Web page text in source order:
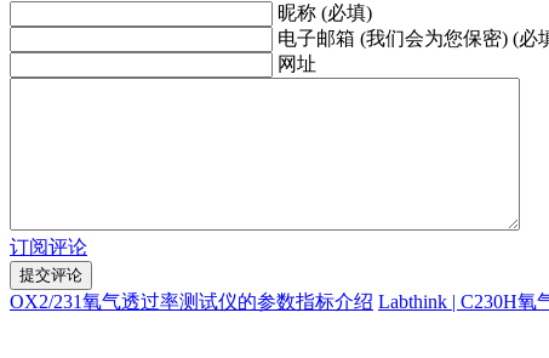
昵称 (必填)
电子邮箱 (我们会为您保密) (必
网址
订阅评论
OX2/231氧气透过率测试仪的参数指标介绍 Labthink | C230H